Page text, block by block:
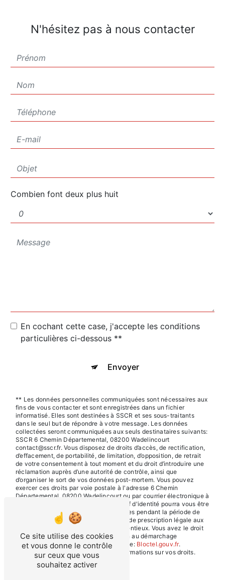
N'hésitez pas à nous contacter
Combien font deux plus huit
En cochant cette case, j'accepte les conditions
particulières ci-dessous **
Envoyer
** Les données personnelles communiquées sont nécessaires aux
fins de vous contacter et sont enregistrées dans un fichier
informatisé. Elles sont destinées à SSCR et ses sous-traitants
dans le seul but de répondre à votre message. Les données
collectées seront communiquées aux seuls destinataires suivants:
SSCR 6 Chemin Départemental, 08200 Wadelincourt
contact@sscr.fr. Vous disposez de droits d’accès, de rectification,
d’effacement, de portabilité, de limitation, d’opposition, de retrait
de votre consentement à tout moment et du droit d’introduire une
réclamation auprès d’une autorité de contrôle, ainsi que
d’organiser le sort de vos données post-mortem. Vous pouvez
exercer ces droits par voie postale à l'adresse 6 Chemin
Départemental, 08200 Wadelincourt ou par courrier électronique à
l'adresse contact@sscr.fr. Un justificatif d'identité pourra vous être
demandé. Nous conservons vos données pendant la période de
prise de contact puis pendant la durée de prescription légale aux
fins probatoires et de gestion des contentieux. Vous avez le droit
de vous inscrire sur la liste d'opposition au démarchage
téléphonique, disponible à cette adresse: Bloctel.gouv.fr.
Consultez le site cnil.fr pour plus d’informations sur vos droits.
Ce site utilise des cookies
et vous donne le contrôle
sur ceux que vous
souhaitez activer